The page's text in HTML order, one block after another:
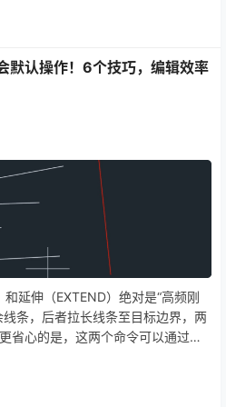
默认操作！6个技巧，编辑效率
延伸（EXTEND）绝对是“高频刚
条，后者拉长线条至目标边界，两
省心的是，这两个命令可以通过按S
令。正因为有它们，我们绘图时不
可，大幅节省时间。 但很多用户对
认操作”层面：老版本用户习惯先选